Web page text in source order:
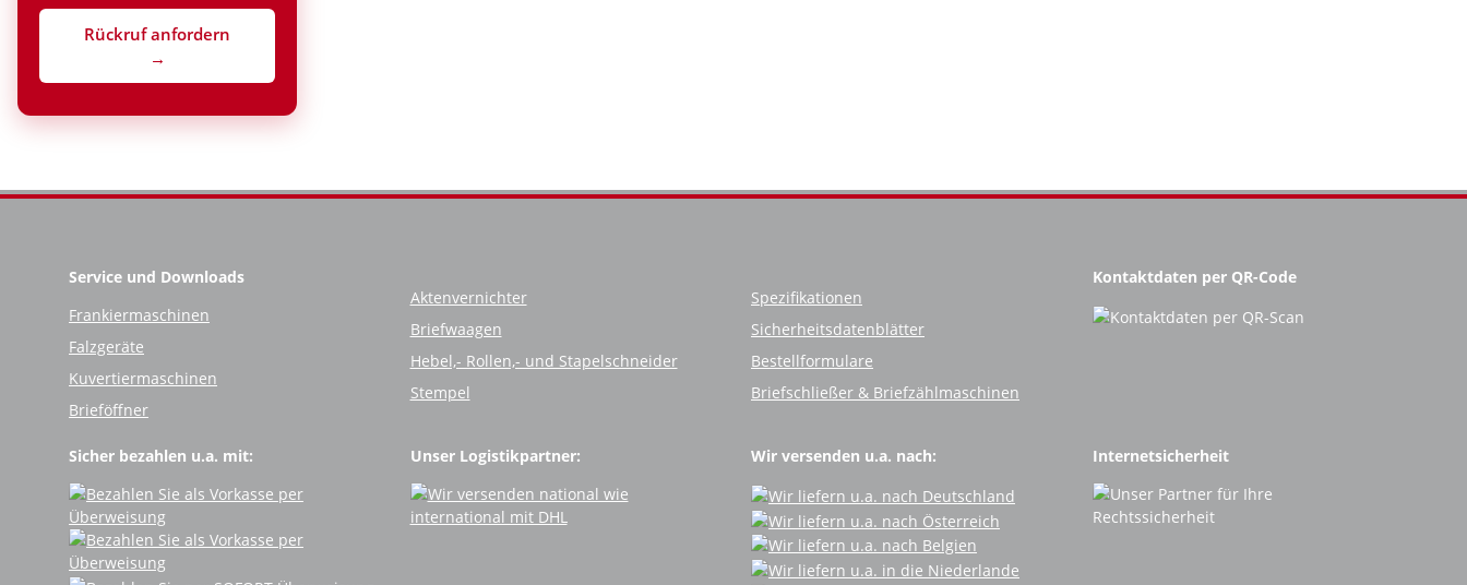
Rückruf anfordern
→
Service und Downloads
Frankiermaschinen
Falzgeräte
Kuvertiermaschinen
Brieföffner
Aktenvernichter
Briefwaagen
Hebel,- Rollen,- und Stapelschneider
Stempel
Spezifikationen
Sicherheitsdatenblätter
Bestellformulare
Briefschließer & Briefzählmaschinen
Kontaktdaten per QR-Code
Sicher bezahlen u.a. mit: Unser Logistikpartner: Wir versenden u.a. nach: Internetsicherheit